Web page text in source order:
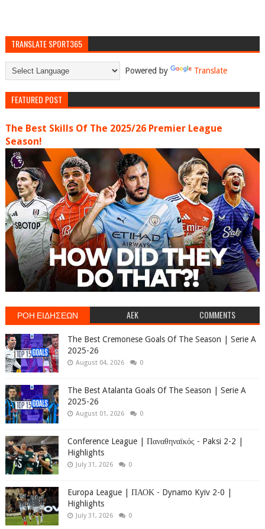
TRANSLATE SPORT365
Powered by Translate
FEATURED POST
The Best Skills Of The 2025/26 Premier League
Season!
ΡΟΗ ΕΙΔΗΣΕΩΝ AEK COMMENTS
The Best Cremonese Goals Of The Season | Serie A
2025-26
August 04, 2026 0
The Best Atalanta Goals Of The Season | Serie A
2025-26
August 01, 2026 0
Conference League | Παναθηναϊκός - Paksi 2-2 |
Highlights
July 31, 2026 0
Europa League | ΠΑΟΚ - Dynamo Kyiv 2-0 |
Highlights
July 31, 2026 0